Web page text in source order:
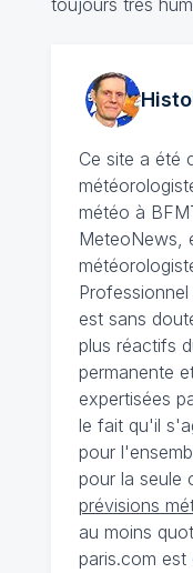
Ce site a été
météo à
MeteoNews,
est sans
plus réactifs
permanente
expertisées
le fait qu'il
pour
pour la seule
prévisions
au moins
paris.com est